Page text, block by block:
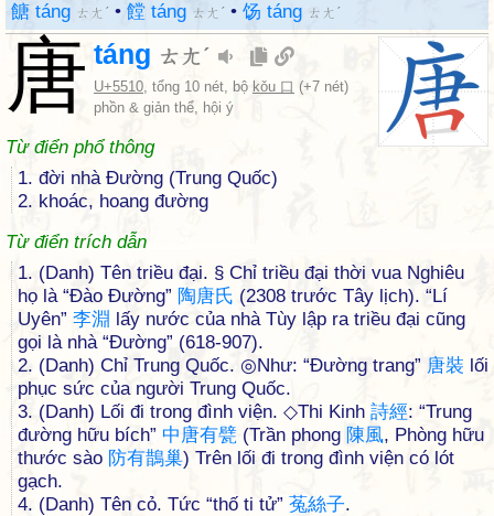
餹 táng ㄊㄤˊ • 饄 táng ㄊㄤˊ • 饧 táng ㄊㄤˊ
唐 táng ㄊㄤˊ
U+5510, tổng 10 nét, bộ kǒu 口 (+7 nét)
phồn & giản thể, hội ý
Từ điển phổ thông
1. đời nhà Đường (Trung Quốc)
2. khoác, hoang đường
Từ điển trích dẫn
1. (Danh) Tên triều đại. § Chỉ triều đại thời vua Nghiêu
họ là “Đào Đường” 陶唐氏 (2308 trước Tây lịch). “Lí
Uyên” 李淵 lấy nước của nhà Tùy lập ra triều đại cũng
gọi là nhà “Đường” (618-907).
2. (Danh) Chỉ Trung Quốc. ◎Như: “Đường trang” 唐裝 lối
phục sức của người Trung Quốc.
3. (Danh) Lối đi trong đình viện. ◇Thi Kinh 詩經: “Trung
đường hữu bích” 中唐有甓 (Trần phong 陳風, Phòng hữu
thước sào 防有鵲巢) Trên lối đi trong đình viện có lót
gạch.
4. (Danh) Tên cỏ. Tức “thố ti tử” 菟絲子.